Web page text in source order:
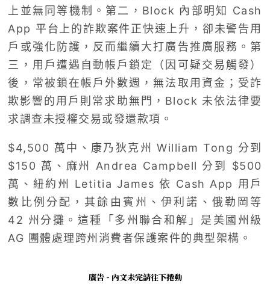
上並無同等機制。第二，Block 內部明知 Cash
App 平台上的詐欺案件正快速上升，卻未警告用
戶或強化防護，反而繼續大打廣告推廣服務。第
三，用戶遭遇自動帳戶鎖定（因可疑交易觸發）
後，常被鎖在帳戶外數週，無法取用資金；受詐
欺影響的用戶則常求助無門，Block 未依法律要
求調查未授權交易或發還款項。
$4,500 萬中、康乃狄克州 William Tong 分到
$150 萬、麻州 Andrea Campbell 分到 $500
萬、紐約州 Letitia James 依 Cash App 用戶
數比例分配，其餘由賓州、伊利諾、俄勒岡等
42 州分攤。這種「多州聯合和解」是美國州級
AG 團體處理跨州消費者保護案件的典型架構。
廣告 - 內文未完請往下捲動